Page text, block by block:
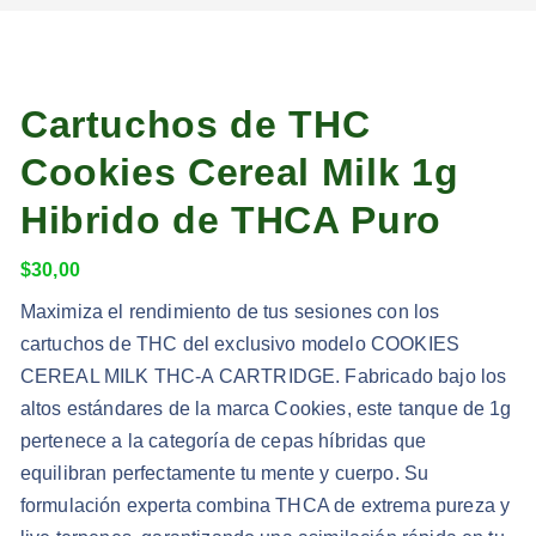
Cartuchos de THC
Cookies Cereal Milk 1g
Hibrido de THCA Puro
$30,00
Maximiza el rendimiento de tus sesiones con los
cartuchos de THC del exclusivo modelo COOKIES
CEREAL MILK THC-A CARTRIDGE. Fabricado bajo los
altos estándares de la marca Cookies, este tanque de 1g
pertenece a la categoría de cepas híbridas que
equilibran perfectamente tu mente y cuerpo. Su
formulación experta combina THCA de extrema pureza y